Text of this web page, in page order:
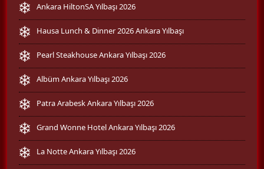
Ankara HiltonSA Yılbaşı 2026
Hausa Lunch & Dinner 2026 Ankara Yılbaşı
Pearl Steakhouse Ankara Yılbaşı 2026
Albüm Ankara Yılbaşı 2026
Patra Arabesk Ankara Yılbaşı 2026
Grand Wonne Hotel Ankara Yılbaşı 2026
La Notte Ankara Yılbaşı 2026